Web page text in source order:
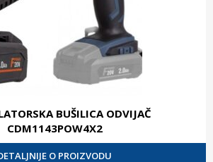
BUŠILICA ODVIJAČ
CDM1143POW4X2
O PROIZVODU